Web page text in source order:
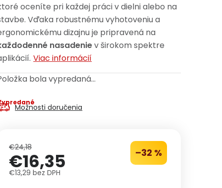
oceníte pri každej práci v dielni alebo na
Vďaka robustnému vyhotoveniu a
dizajnu je pripravená na
nasadeniev širokom spektre
Viac informácií
bola vypredaná…
Možnosti doručenia
€24,18 –32 %
€16,35
€13,29 bez DPH